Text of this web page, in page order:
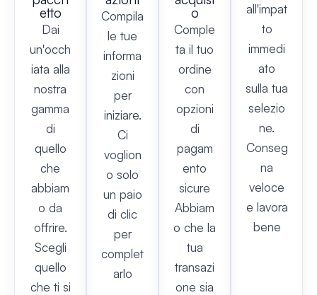
etto
Dai
un'occh
iata alla
nostra
gamma
di
quello
che
abbiam
o da
offrire.
Scegli
quello
che ti si
Compila
le tue
informa
zioni
per
iniziare.
Ci
voglion
o solo
un paio
di clic
per
complet
arlo
o
Comple
ta il tuo
ordine
con
opzioni
di
pagam
ento
sicure
Abbiam
o che la
tua
transazi
one sia
all'impat
to
immedi
ato
sulla tua
selezio
ne.
Conseg
na
veloce
e lavora
bene